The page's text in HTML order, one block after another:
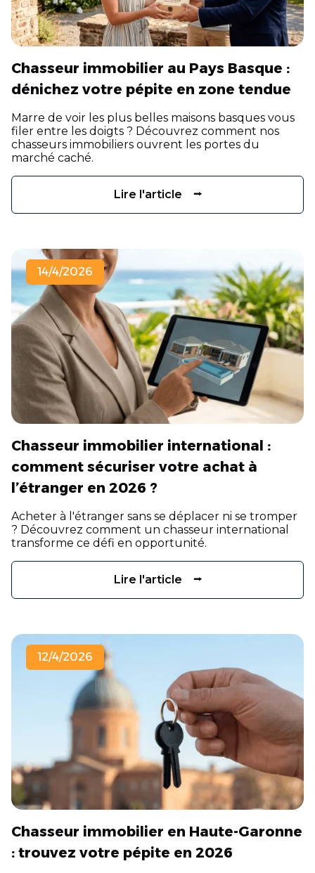
Chasseur immobilier au Pays Basque :
dénichez votre pépite en zone tendue
Marre de voir les plus belles maisons basques vous
filer entre les doigts ? Découvrez comment nos
chasseurs immobiliers ouvrent les portes du
marché caché.
Lire l'article ⭢
14/4/2026
Chasseur immobilier international :
comment sécuriser votre achat à
l’étranger en 2026 ?
Acheter à l'étranger sans se déplacer ni se tromper
? Découvrez comment un chasseur international
transforme ce défi en opportunité.
Lire l'article ⭢
12/4/2026
Chasseur immobilier en Haute-Garonne
: trouvez votre pépite en 2026